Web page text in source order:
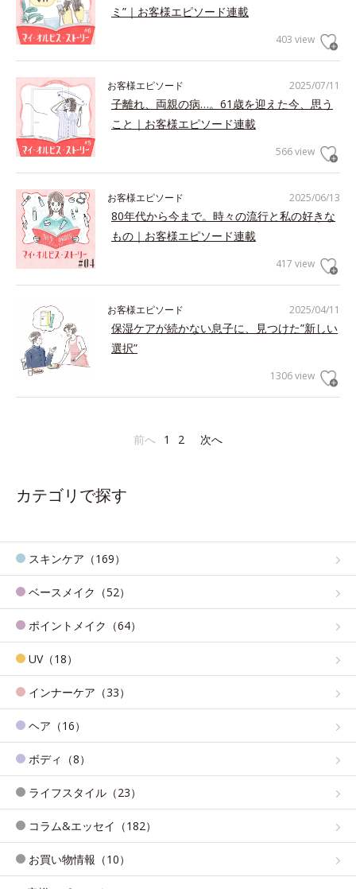
ミ”｜お客様エピソード連載
403 view
2025/07/11
お客様エピソード
子離れ、両親の病…。61歳を迎えた今、思う
こと｜お客様エピソード連載
566 view
2025/06/13
お客様エピソード
80年代から今まで。時々の流行と私の好きな
もの｜お客様エピソード連載
417 view
2025/04/11
お客様エピソード
保湿ケアが続かない息子に、見つけた”新しい
選択”
1306 view
前へ 1 2 次へ
カテゴリで探す
スキンケア（169）
ベースメイク（52）
ポイントメイク（64）
UV（18）
インナーケア（33）
ヘア（16）
ボディ（8）
ライフスタイル（23）
コラム&エッセイ（182）
お買い物情報（10）